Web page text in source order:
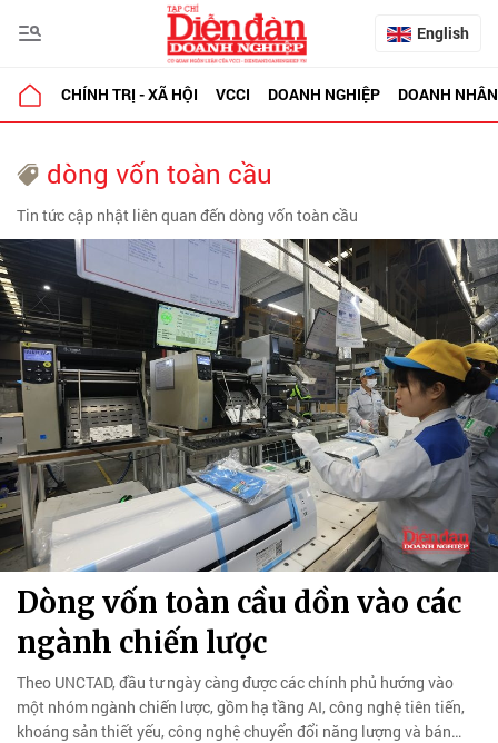
English
CHÍNH TRỊ - XÃ HỘI VCCI DOANH NGHIỆP DOANH NHÂN
dòng vốn toàn cầu
Tin tức cập nhật liên quan đến dòng vốn toàn cầu
Dòng vốn toàn cầu dồn vào các
ngành chiến lược
Theo UNCTAD, đầu tư ngày càng được các chính phủ hướng vào
một nhóm ngành chiến lược, gồm hạ tầng AI, công nghệ tiên tiến,
khoáng sản thiết yếu, công nghệ chuyển đổi năng lượng và bán